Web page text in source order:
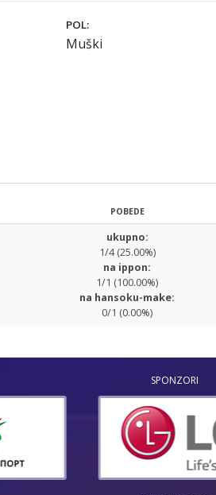
POL:
Muški
POBEDE
ukupno:
1/4 (25.00%)
na ippon:
1/1 (100.00%)
na hansoku-make:
0/1 (0.00%)
SPONZORI